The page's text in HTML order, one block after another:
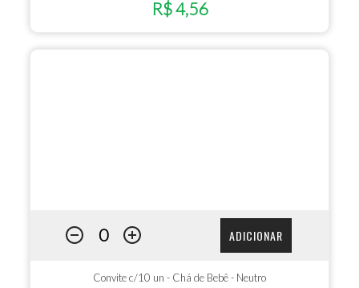
R$ 4,56
ADICIONAR
Convite c/10 un - Chá de Bebê - Neutro